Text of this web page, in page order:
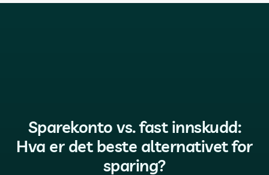
Sparekonto vs. fast innskudd:
Hva er det beste alternativet for
sparing?